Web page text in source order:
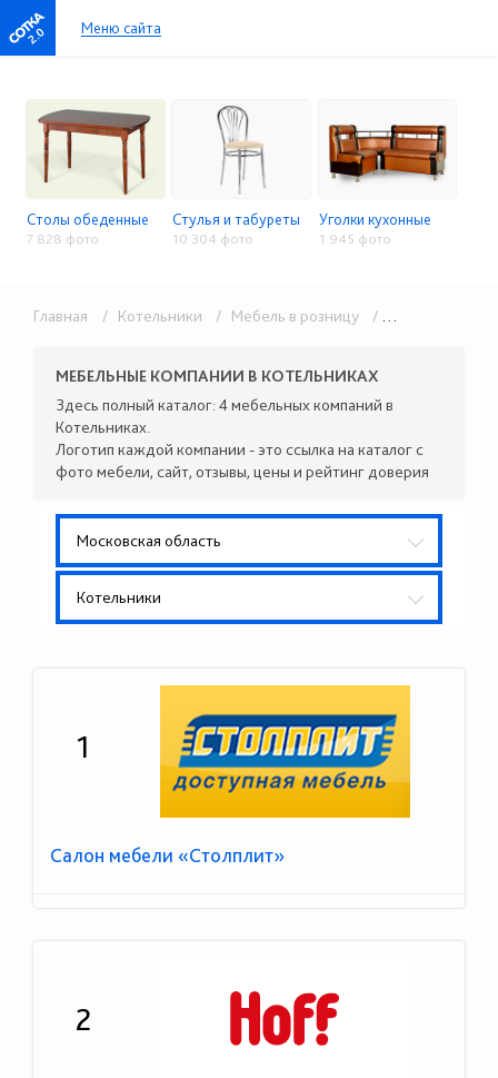
2.0 Меню сайта
Столы обеденные
7 828 фото
Стулья и табуреты
10 304 фото
Уголки кухонные
1 945 фото
Главная / Котельники / Мебель в розницу / Столы, стулья, кухонные уголки
МЕБЕЛЬНЫЕ КОМПАНИИ В КОТЕЛЬНИКАХ
Здесь полный каталог: 4 мебельных компаний в
Котельниках.
Логотип каждой компании - это ссылка на каталог с
фото мебели, сайт, отзывы, цены и рейтинг доверия
Московская область
Котельники
1
Салон мебели «Столплит»
2